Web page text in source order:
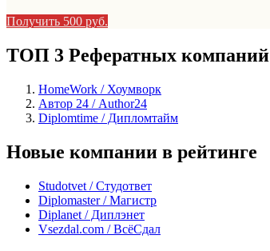
Получить 500 руб.
ТОП 3 Рефератных компаний
HomeWork / Хоумворк
Автор 24 / Author24
Diplomtime / Дипломтайм
Новые компании в рейтинге
Studotvet / Студответ
Diplomaster / Магистр
Diplanet / Диплэнет
Vsezdal.com / ВсёСдал